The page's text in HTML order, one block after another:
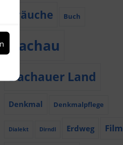
Bräuche Buch
Dachau
Dachauer Land
Denkmal Denkmalpflege
Dialekt Dirndl Erdweg Film